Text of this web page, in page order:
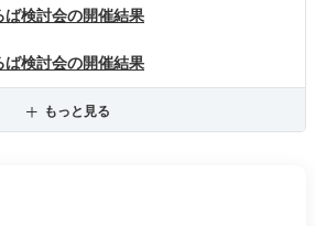
検討会の開催結果
検討会の開催結果
もっと見る